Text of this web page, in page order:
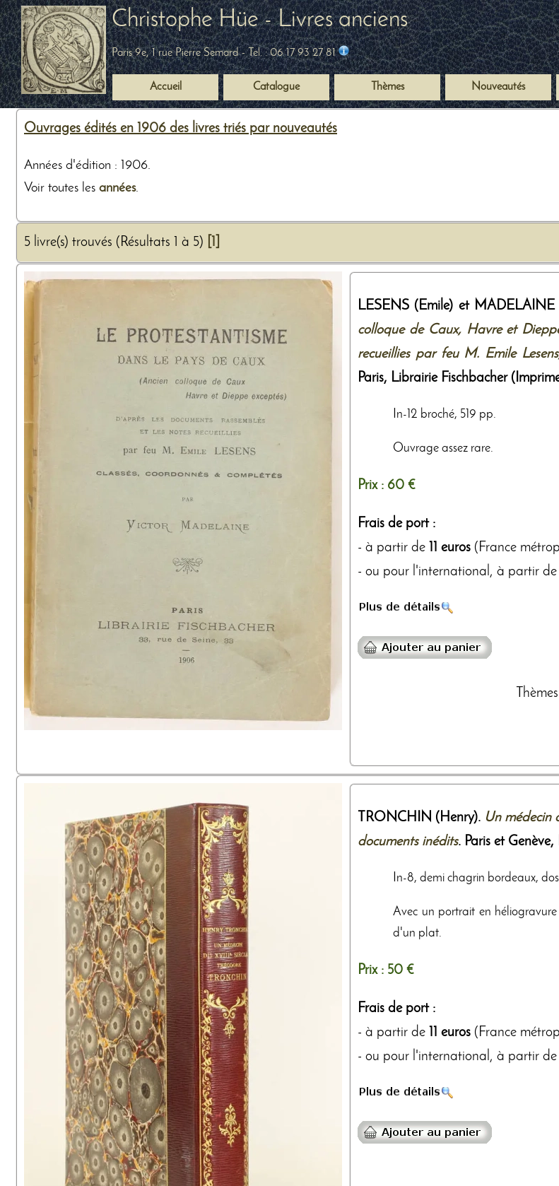
Christophe Hüe - Livres anciens
Paris 9e, 1 rue Pierre Semard- Tel. :06 17 93 27 81
Accueil Catalogue Thèmes Nouveautés
Ouvrages édités en 1906 des livres triés par nouveautés
Années d'édition : 1906.
Voir toutes les années.
5 livre(s) trouvés (Résultats 1 à 5)
LESENS (Emile) et MADELAINE
colloque de Caux, Havre et
recueillies par feu M. Emile
Paris, Librairie Fischbacher
In-12 broché, 519 pp.
Ouvrage assez rare.
Prix : 60 €
Frais de port :
- à partir de 11 euros (France
- ou pour l'international, à partir de
Thèmes
TRONCHIN (Henry). Un médecin
documents inédits. Paris et Genève,
In-8, demi chagrin bordeaux,
Avec un portrait en
d'un plat.
Prix : 50 €
Frais de port :
- à partir de 11 euros (France
- ou pour l'international, à partir de